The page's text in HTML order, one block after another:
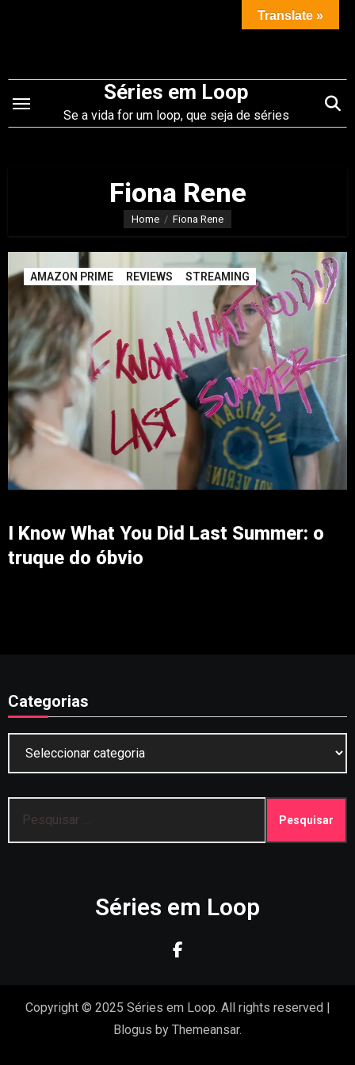
conteúdo
Séries em Loop
Se a vida for um loop, que seja de séries
Fiona Rene
Home Fiona Rene
AMAZON PRIME REVIEWS STREAMING
I Know What You Did Last Summer: o
truque do óbvio
Categorias
por:
Séries em Loop
Copyright © 2025 Séries em Loop. All rights reserved |
Blogus by Themeansar.
Translate »